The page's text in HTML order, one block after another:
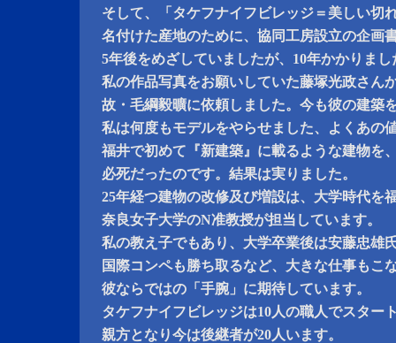
そして、「タケフナイフビレッジ＝美しい切
名付けた産地のために、協同工房設立の企画
5年後をめざしていましたが、10年かかりまし
私の作品写真をお願いしていた藤塚光政さん
故・毛綱毅曠に依頼しました。今も彼の建築
私は何度もモデルをやらせました、よくあの
福井で初めて『新建築』に載るような建物を
必死だったのです。結果は実りました。
25年経つ建物の改修及び増設は、大学時代を
奈良女子大学のN准教授が担当しています。
私の教え子でもあり、大学卒業後は安藤忠雄
国際コンペも勝ち取るなど、大きな仕事もこ
彼ならではの「手腕」に期待しています。
タケフナイフビレッジは10人の職人でスター
親方となり今は後継者が20人います。